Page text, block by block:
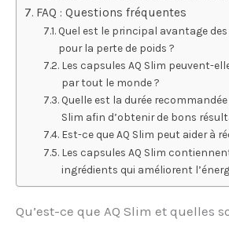
FAQ : Questions fréquentes
Quel est le principal avantage des
pour la perte de poids ?
Les capsules AQ Slim peuvent-
par tout le monde ?
Quelle est la durée
Slim afin d’obtenir de bons
Est-ce que AQ Slim peut aider à
Les capsules AQ Slim
ingrédients qui améliorent
Qu’est-ce que AQ Slim et quelles